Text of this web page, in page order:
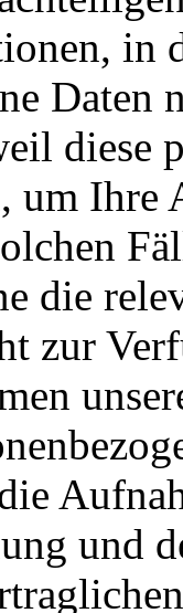
in
diese
um Ihre
die
zur
und